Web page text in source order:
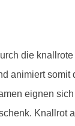
die
animiert somit
eignen
Knallrot